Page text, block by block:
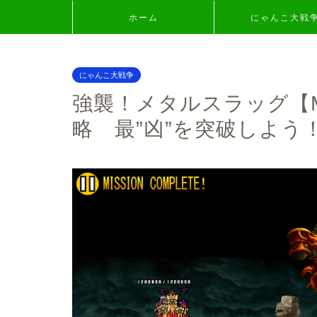
ホーム にゃんこ大戦
にゃんこ大戦争
強襲！メタルスラッグ
略 最”凶”を突破しよう